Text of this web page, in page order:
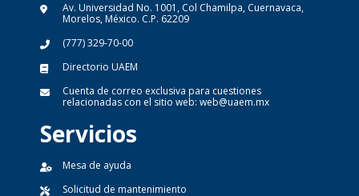
Av. Universidad No. 1001, Col Chamilpa, Cuernavaca,
Morelos, México. C.P. 62209
(777) 329-70-00
Directorio UAEM
Cuenta de correo exclusiva para cuestiones
relacionadas con el sitio web: web@uaem.mx
Servicios
Mesa de ayuda
Solicitud de mantenimiento